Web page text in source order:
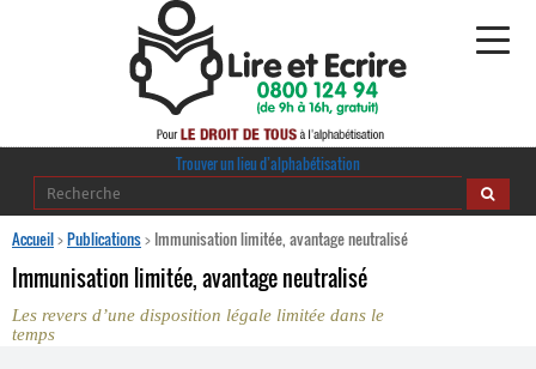
Alphabétisation
Publications
Trouver un lieu d’alphabétisation
Accueil>Publications> Immunisation limitée, avantage neutralisé
Immunisation limitée, avantage neutralisé
Les revers d’une disposition légale limitée dans le
temps